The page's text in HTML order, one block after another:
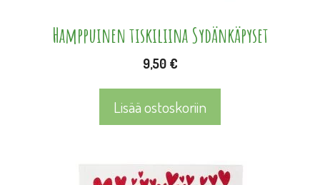
Hamppuinen tiskiliina Sydänkäpyset
9,50 €
Lisää ostoskoriin